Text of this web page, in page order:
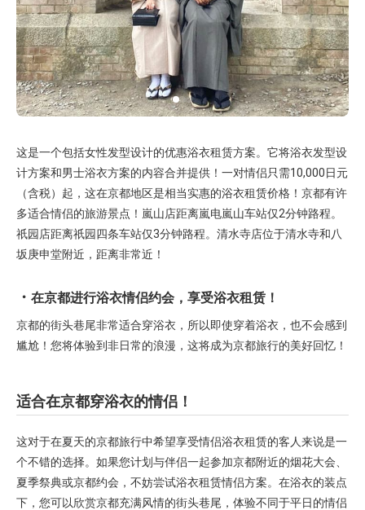
这是一个包括女性发型设计的优惠浴衣租赁方案。它将浴衣发型设
计方案和男士浴衣方案的内容合并提供！一对情侣只需10,000日元
（含税）起，这在京都地区是相当实惠的浴衣租赁价格！京都有许
多适合情侣的旅游景点！嵐山店距离嵐电嵐山车站仅2分钟路程。
祇园店距离祇园四条车站仅3分钟路程。清水寺店位于清水寺和八
坂庚申堂附近，距离非常近！
在京都进行浴衣情侣约会，享受浴衣租赁！
京都的街头巷尾非常适合穿浴衣，所以即使穿着浴衣，也不会感到
尴尬！您将体验到非日常的浪漫，这将成为京都旅行的美好回忆！
适合在京都穿浴衣的情侣！
这对于在夏天的京都旅行中希望享受情侣浴衣租赁的客人来说是一
个不错的选择。如果您计划与伴侣一起参加京都附近的烟花大会、
夏季祭典或京都约会，不妨尝试浴衣租赁情侣方案。在浴衣的装点
下，您可以欣赏京都充满风情的街头巷尾，体验不同于平日的情侣